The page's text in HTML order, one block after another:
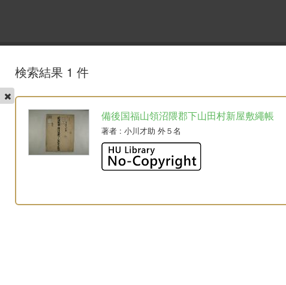
検索結果 1 件
備後国福山領沼隈郡下山田村新屋敷繩帳
著者: 小川才助 外５名